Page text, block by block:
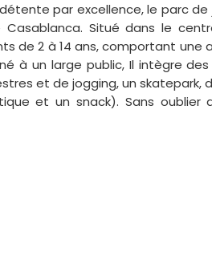
par excellence, le parc de
Situé dans le
de 2 à 14 ans, comportant une
à un large public, Il intègre
et de jogging, un
et un snack). Sans oublier